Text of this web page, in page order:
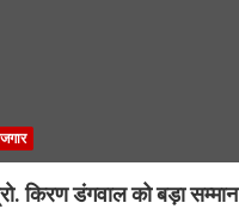
किरण डंगवाल को बड़ा सम्मान